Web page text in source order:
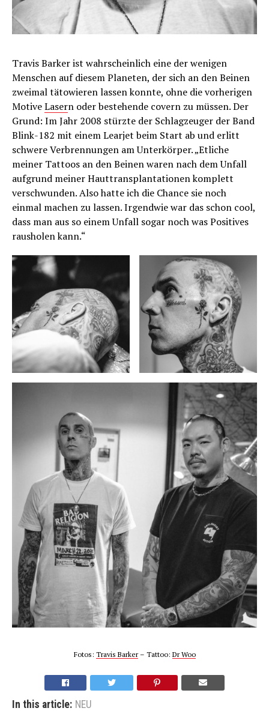
Travis Barker ist wahrscheinlich eine der wenigen
Menschen auf diesem Planeten, der sich an den Beinen
zweimal tätowieren lassen konnte, ohne die vorherigen
MotiveLasern oder bestehende covern zu müssen. Der
Grund: Im Jahr 2008 stürzte der Schlagzeuger der Band
Blink-182 mit einem Learjet beim Start ab und erlitt
schwere Verbrennungen am Unterkörper. „Etliche
meiner Tattoos an den Beinen waren nach dem Unfall
aufgrund meiner Hauttransplantationen komplett
verschwunden. Also hatte ich die Chance sie noch
einmal machen zu lassen. Irgendwie war das schon cool,
dass man aus so einem Unfall sogar noch was Positives
rausholen kann.“
Fotos: Travis Barker– Tattoo: Dr Woo
In this article: NEU